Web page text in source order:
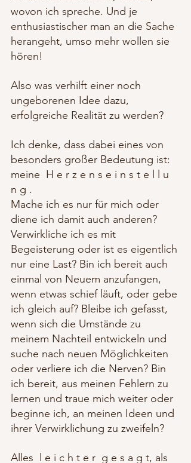
wovon ich spreche. Und je
enthusiastischer man an die Sache
herangeht, umso mehr wollen sie
hören!
Also was verhilft einer noch
ungeborenen Idee dazu,
erfolgreiche Realität zu werden?
Ich denke, dass dabei eines von
besonders großer Bedeutung ist:
meine  H e r z e n s e i n s t e l l u
n g .
Mache ich es nur für mich oder
diene ich damit auch anderen?
Verwirkliche ich es mit
Begeisterung oder ist es eigentlich
nur eine Last? Bin ich bereit auch
einmal von Neuem anzufangen,
wenn etwas schief läuft, oder gebe
ich gleich auf? Bleibe ich gefasst,
wenn sich die Umstände zu
meinem Nachteil entwickeln und
suche nach neuen Möglichkeiten
oder verliere ich die Nerven? Bin
ich bereit, aus meinen Fehlern zu
lernen und traue mich weiter oder
beginne ich, an meinen Ideen und
ihrer Verwirklichung zu zweifeln?
Alles  l e i c h t e r  g e s a g t, als